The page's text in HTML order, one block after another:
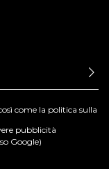
come la politica sulla
pubblicità
Google)